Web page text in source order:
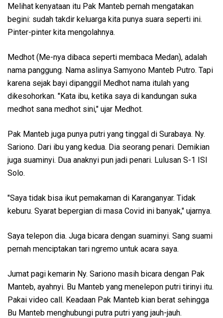
Melihat kenyataan itu Pak Manteb pernah mengatakan
begini: sudah takdir keluarga kita punya suara seperti ini.
Pinter-pinter kita mengolahnya.
Medhot (Me-nya dibaca seperti membaca Medan), adalah
nama panggung. Nama aslinya Samyono Manteb Putro. Tapi
karena sejak bayi dipanggil Medhot nama itulah yang
dikesohorkan. "Kata ibu, ketika saya di kandungan suka
medhot sana medhot sini," ujar Medhot.
Pak Manteb juga punya putri yang tinggal di Surabaya. Ny.
Sariono. Dari ibu yang kedua. Dia seorang penari. Demikian
juga suaminyi. Dua anaknyi pun jadi penari. Lulusan S-1 ISI
Solo.
"Saya tidak bisa ikut pemakaman di Karanganyar. Tidak
keburu. Syarat bepergian di masa Covid ini banyak," ujarnya.
Saya telepon dia. Juga bicara dengan suaminyi. Sang suami
pernah menciptakan tari ngremo untuk acara saya.
Jumat pagi kemarin Ny. Sariono masih bicara dengan Pak
Manteb, ayahnyi. Bu Manteb yang menelepon putri tirinyi itu.
Pakai video call. Keadaan Pak Manteb kian berat sehingga
Bu Manteb menghubungi putra putri yang jauh-jauh.